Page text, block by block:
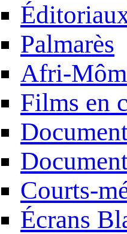
Palmarès
Afri-
Films en
Courts-
Écrans